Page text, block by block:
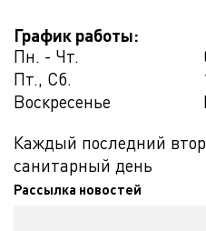
График работы:
Пн. - Чт.
Пт., Сб.
Воскресенье
Каждый последний
санитарный день
Рассылка новостей